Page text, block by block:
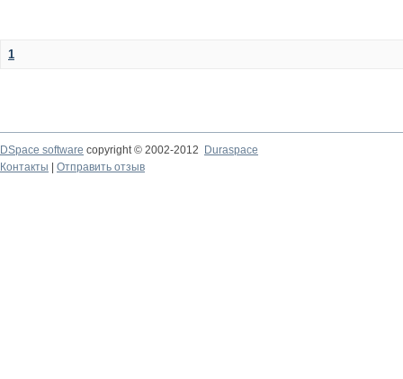
1
DSpace software copyright © 2002-2012
Duraspace
Контакты
Отправить отзыв